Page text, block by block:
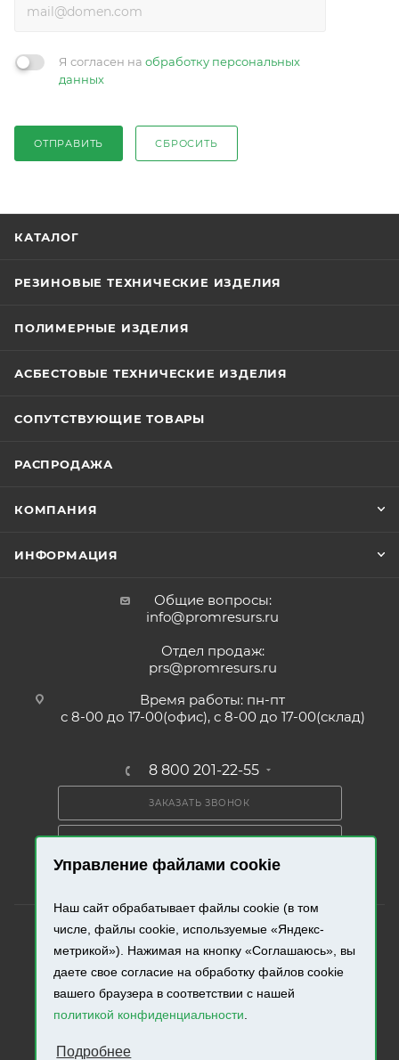
Управление файлами cookie
Наш сайт обрабатывает файлы cookie (в том
числе, файлы cookie, используемые «Яндекс-
метрикой»). Нажимая на кнопку «Соглашаюсь», вы
даете свое согласие на обработку файлов cookie
вашего браузера в соответствии с нашей
политикой конфиденциальности.
Подробнее
Я согласен на обработку персональных
данных
ОТПРАВИТЬ СБРОСИТЬ
КАТАЛОГ
РЕЗИНОВЫЕ ТЕХНИЧЕСКИЕ ИЗДЕЛИЯ
ПОЛИМЕРНЫЕ ИЗДЕЛИЯ
АСБЕСТОВЫЕ ТЕХНИЧЕСКИЕ ИЗДЕЛИЯ
СОПУТСТВУЮЩИЕ ТОВАРЫ
РАСПРОДАЖА
КОМПАНИЯ
ИНФОРМАЦИЯ
Общие вопросы:
info@promresurs.ru
Отдел продаж:
prs@promresurs.ru
Время работы: пн-пт
с 8-00 до 17-00(офис), с 8-00 до 17-00(склад)
8 800 201-22-55
ЗАКАЗАТЬ ЗВОНОК
2026 © «Промресурс». Все права защищены.